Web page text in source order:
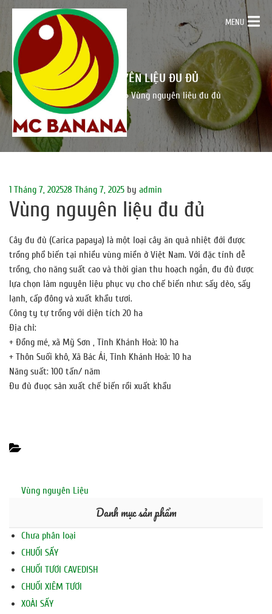
MENU
VÙNG NGUYÊN LIỆU ĐU ĐỦ
Trang chủ» Tin tức »Vùng nguyên liệu đu đủ
Posted
on
1 Tháng 7, 202528 Tháng 7, 2025 by admin
Vùng nguyên liệu đu đủ
Cây đu đủ (Carica papaya) là một loại cây ăn quả nhiệt đới được
trồng phổ biến tại nhiều vùng miền ở Việt Nam. Với đặc tính dễ
trồng, cho năng suất cao và thời gian thu hoạch ngắn, đu đủ được
lựa chọn làm nguyên liệu phục vụ cho chế biến như: sấy dẻo, sấy
lạnh, cấp đông và xuất khẩu tươi.
Công ty tự trồng với diện tích 20 ha
Địa chỉ:
+ Đồng mé, xã Mỹ Sơn , Tỉnh Khánh Hoà: 10 ha
+ Thôn Suối khô, Xã Bác Ái, Tỉnh Khánh Hoà: 10 ha
Năng suất: 100 tấn/ năm
Đu đủ đuọc sản xuất chế biến rồi xuất khẩu
Vùng nguyên Liệu
Danh mục sản phẩm
Chưa phân loại
CHUỐI SẤY
CHUỐI TƯƠI CAVEDISH
CHUỐI XIÊM TƯƠI
XOÀI SẤY